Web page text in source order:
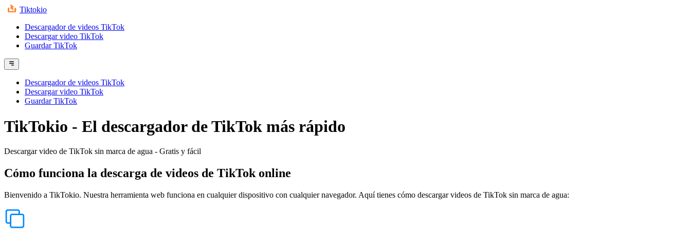
Tiktokio
Descargador de videos TikTok
Descargar video TikTok
Guardar TikTok
Descargador de videos TikTok
Descargar video TikTok
Guardar TikTok
TikTokio - El descargador de TikTok más rápido
Descargar video de TikTok sin marca de agua - Gratis y fácil
Cómo funciona la descarga de videos de TikTok online
Bienvenido a TikTokio. Nuestra herramienta web funciona en cualquier dispositivo con cualquier navegador. Aquí tienes cómo descargar videos de TikTok sin marca de agua: